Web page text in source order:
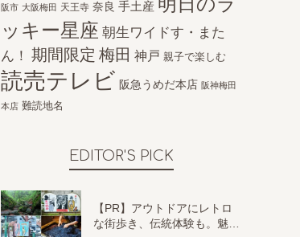
阪市 大阪梅田 天王寺 奈良 手土産
ッキー星座 朝生ワイドす・また
ん！ 期間限定 梅田 神戸 親子で楽しむ
読売テレビ 阪急うめだ本店 阪神梅田
本店 難読地名
EDITOR'S PICK
【PR】アウトドアにレトロ
な街歩き、伝統体験も。魅…